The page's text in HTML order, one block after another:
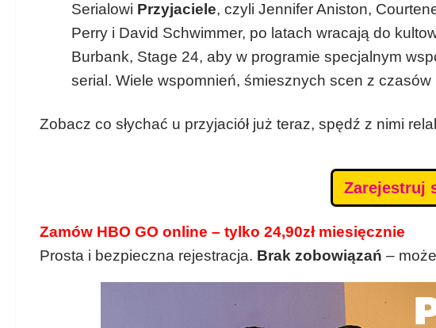
Serialowi Przyjaciele, czyli Jennifer Aniston,
Perry i David Schwimmer, po latach wracają do
Burbank, Stage 24, aby w programie specjalnym
serial. Wiele wspomnień, śmiesznych scen z
Zobacz co słychać u przyjaciół już teraz, spędź z nimi
Zarejestruj
Zamów HBO GO online – tylko 24,90zł miesięcznie
Prosta i bezpieczna rejestracja. Brak zobowiązań –